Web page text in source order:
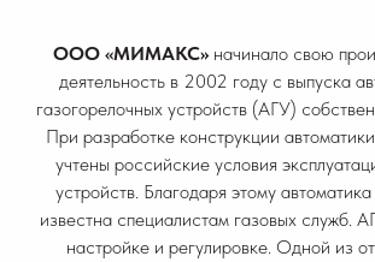
ООО «МИМАКС» начинало свою
деятельность в 2002 году с выпуска
газогорелочных устройств (АГУ)
При разработке конструкции
учтены российские условия
устройств. Благодаря этому
известна специалистам газовых служб.
настройке и регулировке. Одной из